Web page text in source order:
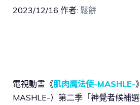
2023/12/16 作者: 鬆餅
電視動畫《肌肉魔法使-MASHLE-
MASHLE-）第二季「神覺者候補